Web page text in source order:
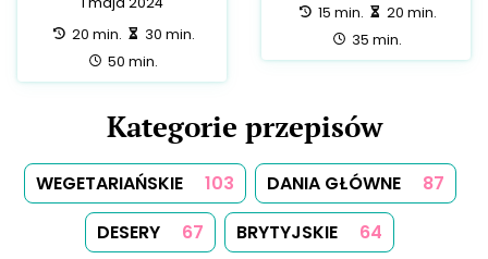
NISKOKALORYCZNE
HALAL
17
MEKSYKAŃSKIE
ŚRÓDZIEMNOMORSKIE
13 WEGAŃSKIE
ŚWIĄTECZNE
9 TRADYCYJNE
9
8 KOLACJA 7 FRANCUSKIE